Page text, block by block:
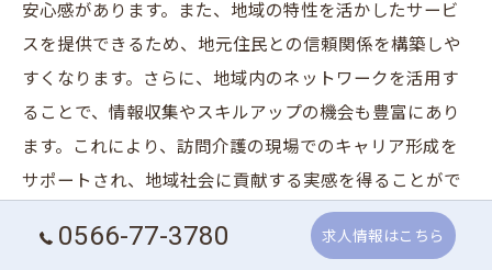
安心感があります。また、地域の特性を活かしたサービ
スを提供できるため、地元住民との信頼関係を構築しや
すくなります。さらに、地域内のネットワークを活用す
ることで、情報収集やスキルアップの機会も豊富にあり
ます。これにより、訪問介護の現場でのキャリア形成を
サポートされ、地域社会に貢献する実感を得ることがで
きます。地元での雇用を選ぶことで、仕事と生活の調和
を図りながら、充実した毎日を過ごせるのです。
0566-77-3780 求人情報はこちら